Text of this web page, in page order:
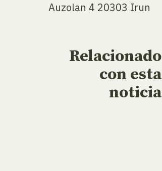
Auzolan 4 20303 Irun
Relacionado
con esta
noticia